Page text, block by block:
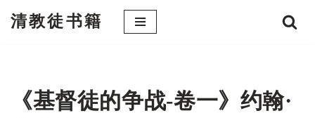
清教徒书籍
《基督徒的争战-卷一》约翰·